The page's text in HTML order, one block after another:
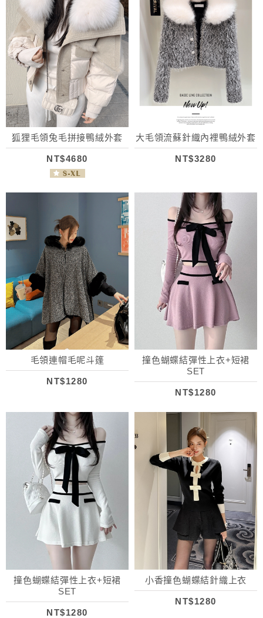
狐狸毛領兔毛拼接鴨絨外套
NT$4680
大毛領流蘇針織內裡鴨絨外套
NT$3280
毛領連帽毛呢斗篷
NT$1280
撞色蝴蝶結彈性上衣+短裙
SET
NT$1280
撞色蝴蝶結彈性上衣+短裙
SET
NT$1280
小香撞色蝴蝶結針織上衣
NT$1280